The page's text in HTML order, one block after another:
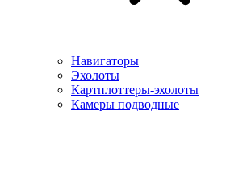
Навигаторы
Эхолоты
Картплоттеры-эхолоты
Камеры подводные